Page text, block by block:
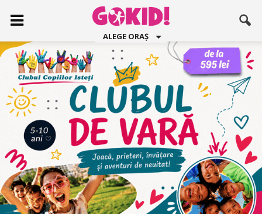
ALEGE ORAȘ